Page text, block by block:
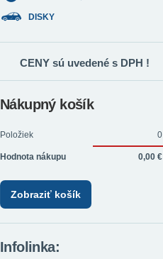
DISKY
CENY sú uvedené s DPH !
Nákupný košík
Položiek 0
Hodnota nákupu 0,00 €
Zobraziť košík
Infolinka: